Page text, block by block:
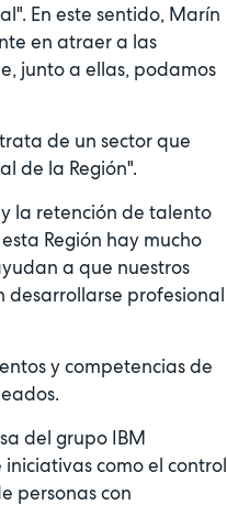
En este sentido, Marín
en atraer a las
junto a ellas, podamos
de un sector que
de la Región".
la retención de talento
Región hay mucho
a que nuestros
desarrollarse profesional
y competencias de
del grupo IBM
como el control
personas con